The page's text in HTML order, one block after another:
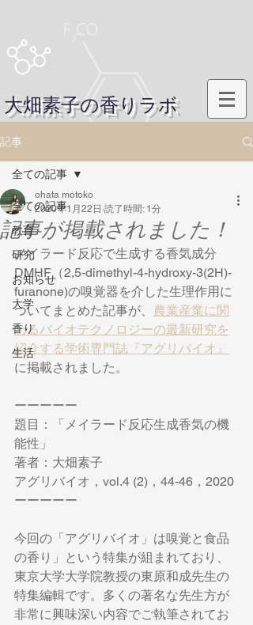
大畑素子の香りラボ
記事
全ての記事
教育
研究
お知らせ
大学
香り
生活
全ての記事
記事が掲載されました！
ohata motoko
2020年1月22日 読了時間: 1分
メイラード反応で生成する香気成分
DMHF（2,5-dimethyl-4-hydroxy-3(2H)-
furanone)の嗅覚器を介した生理作用に
ついてまとめた記事が、 農業産業に関
わるバイオテクノロジーの最新研究を
紹介する学術専門誌『アグリバイオ』
に掲載されました。
ーーーーー
題目：「メイラード反応生成香気の機
能性」
著者：大畑素子
アグリバイオ，vol.4 (2)，44-46，2020
ーーーーー
今回の「アグリバイオ」は嗅覚と食品
の香り」という特集が組まれており、
東京大学大学院教授の東原和成先生の
特集編輯です。多くの著名な先生方が
非常に興味深い内容でご執筆されてお